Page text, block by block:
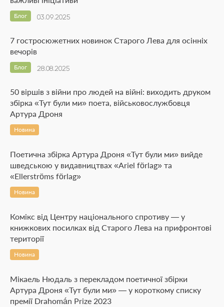
03.09.2025
Блог
7 гостросюжетних новинок Старого Лева для осінніх
вечорів
28.08.2025
Блог
50 віршів з війни про людей на війні: виходить друком
збірка «Тут були ми» поета, військовослужбовця
Артура Дроня
Новина
Поетична збірка Артура Дроня «Тут були ми» вийде
шведською у видавництвах «Ariel förlag» та
«Ellerströms förlag»
Новина
Комікс від Центру національного спротиву — у
книжкових посилках від Старого Лева на прифронтові
території
Новина
Мікаель Нюдаль з перекладом поетичної збірки
Артура Дроня «Тут були ми» — у короткому списку
премії Drahomán Prize 2023